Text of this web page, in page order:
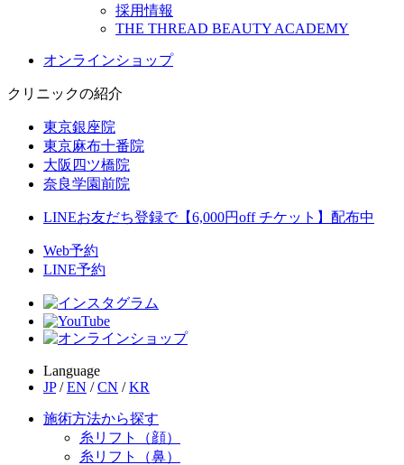
採用情報
THE THREAD BEAUTY ACADEMY
オンラインショップ
クリニックの紹介
東京銀座院
東京麻布十番院
大阪四ツ橋院
奈良学園前院
LINEお友だち登録で【6,000円off チケット】配布中
Web予約
LINE予約
Language
JP / EN / CN / KR
施術方法から探す
糸リフト（顔）
糸リフト（鼻）